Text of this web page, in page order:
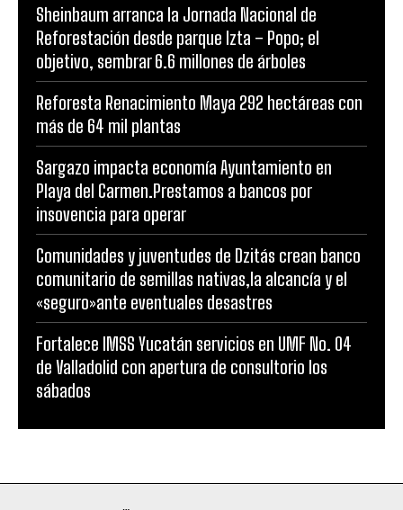
Sheinbaum arranca la Jornada Nacional de
Reforestación desde parque Izta – Popo; el
objetivo, sembrar 6.6 millones de árboles
Reforesta Renacimiento Maya 292 hectáreas con
más de 64 mil plantas
Sargazo impacta economía Ayuntamiento en
Playa del Carmen.Prestamos a bancos por
insovencia para operar
Comunidades y juventudes de Dzitás crean banco
comunitario de semillas nativas,la alcancía y el
«seguro»ante eventuales desastres
Fortalece IMSS Yucatán servicios en UMF No. 04
de Valladolid con apertura de consultorio los
sábados